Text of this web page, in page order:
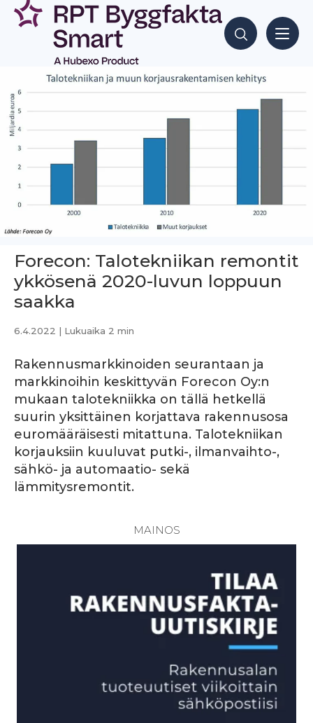
Siirry
sisältöön
Hae sisältöjä
Forecon: Talotekniikan remontit
ykkösenä 2020-luvun loppuun
saakka
6.4.2022 | Lukuaika 2 min
Rakennusmarkkinoiden seurantaan ja
markkinoihin keskittyvän Forecon Oy:n
mukaan talotekniikka on tällä hetkellä
suurin yksittäinen korjattava rakennusosa
euromääräisesti mitattuna. Talotekniikan
korjauksiin kuuluvat putki-, ilmanvaihto-,
sähkö- ja automaatio- sekä
lämmitysremontit.